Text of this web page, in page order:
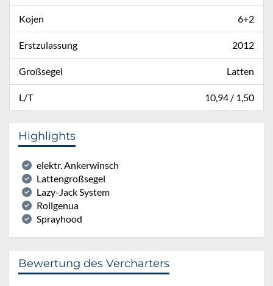
Kojen 6+2
Erstzulassung 2012
Großsegel Latten
L/T 10,94 / 1,50
Highlights
elektr. Ankerwinsch
Lattengroßsegel
Lazy-Jack System
Rollgenua
Sprayhood
Bewertung des Vercharters